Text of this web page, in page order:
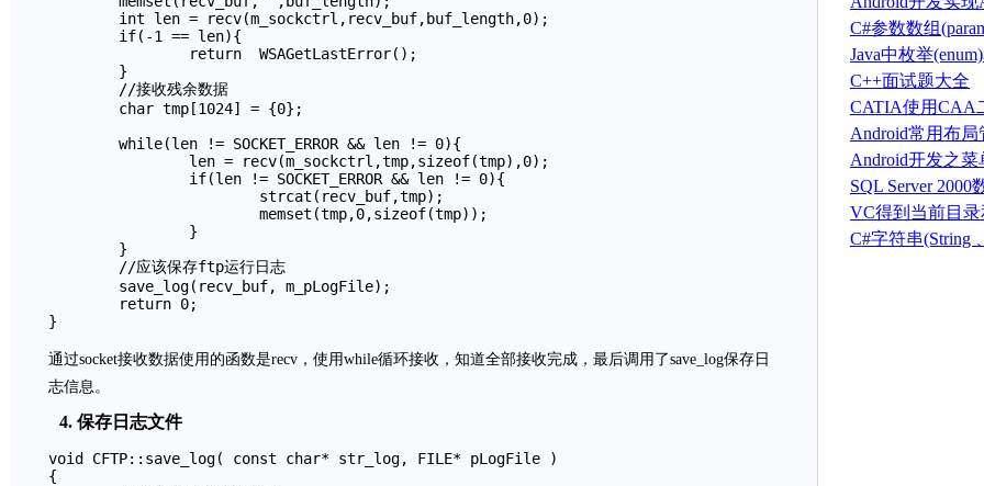
}
通过socket接收数据使用的函数是recv，使用while循环接收，知道全部接收完成，最后调用了save_log保存日
志信息。
4. 保存日志文件
void CFTP::save_log( const char* str_log, FILE* pLogFile )
{
换
C#参数数组
Java中枚举
C++面试题大全
CATIA使用CAA
建草图
Android常用布
Android开发之菜
菜单(Option
SQL Server 2000
建、删除、备份
VC得到当前目
序目录的方法
C#字符串(String